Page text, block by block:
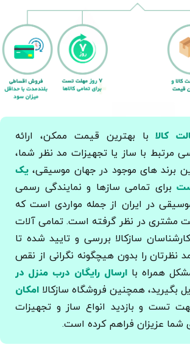
کالا با بهترین قیمت ممکن، ارائه
مرتبط با ساز یا تجهیزات مد نظر شما،
برند های موجود در جهان موسیقی، یک
برای تمامی سازها و نمایندگی رسمی
در ایران از جمله مواردی است که
مشتری در نظر گرفته است. تمامی آلات
سازکالا بررسی و تایید شده تا
نظرتان را بدون هیچگونه نگرانی از نقص
همراه باارسال رایگان درب منزل در
بگیرید، همچنین فروشگاه سازکالا امکان
تست و بازدید انواع ساز و تجهیزات
شما عزیزان فراهم کرده است.